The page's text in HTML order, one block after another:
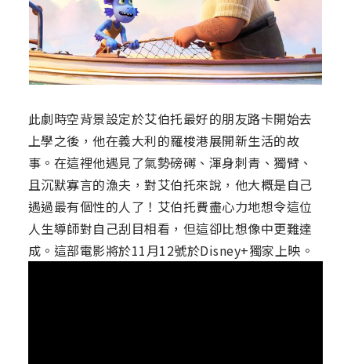
此劇時空背景設定於艾伯托最好的朋友路卡開始去
上學之後，他在義大利的羅梭港展開新生活的故
事。在這裡他遇見了氣勢磅礡、渾身刺青、獨臂、
且沉默寡言的漁夫，對艾伯托來說，他大概是自己
遇過最有個性的人了！艾伯托費盡心力地想令這位
人生導師對自己刮目相看，但這卻比想像中更難達
成。這部電影將於11月12號於Disney+獨家上映。